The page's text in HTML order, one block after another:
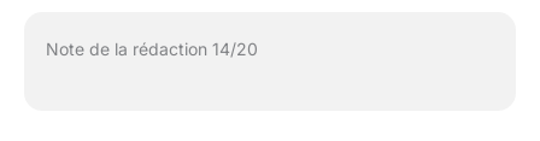
Note de la rédaction 14/20